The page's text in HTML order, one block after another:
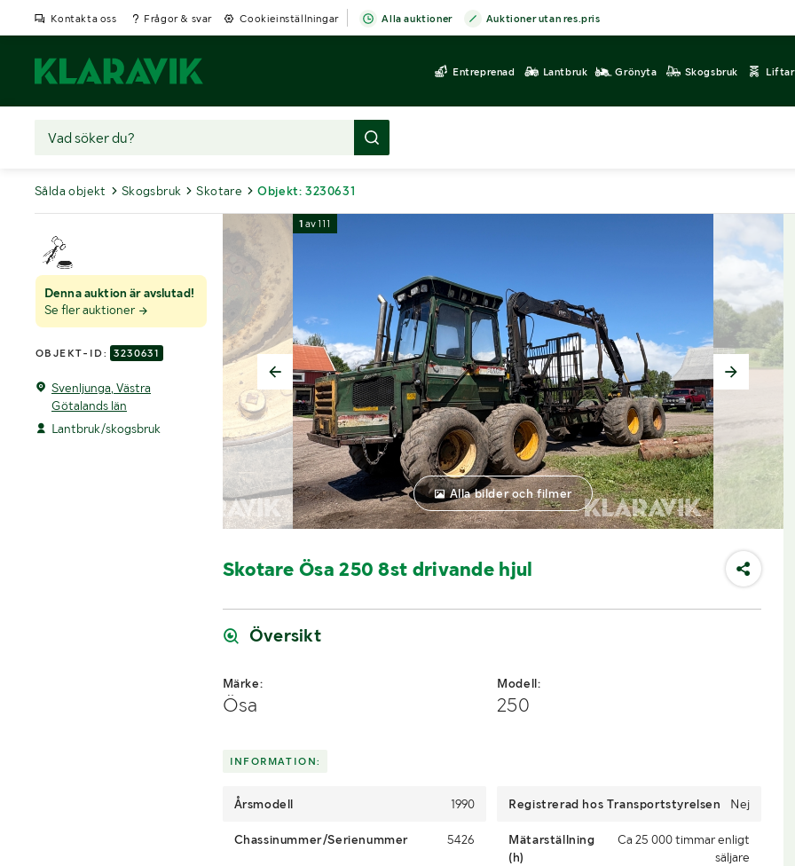
Kontakta oss Frågor & svar Cookieinställningar Alla auktioner Auktioner utan res.pris
Entreprenad Lantbruk Grönyta Skogsbruk Liftar
Sålda objekt Skogsbruk Skotare Objekt: 3230631
Denna auktion är avslutad!
Se fler auktioner
OBJEKT-ID: 3230631
Svenljunga, Västra
Götalands län
Lantbruk/skogsbruk
1 av111
Alla bilder och filmer
Skotare Ösa 250 8st drivande hjul
Översikt
Märke:
Ösa
Modell:
250
INFORMATION:
Årsmodell 1990 Registrerad hos Transportstyrelsen Nej
Chassinummer/Serienummer 5426
Mätarställning
(h)
Ca 25 000 timmar enligt
säljare